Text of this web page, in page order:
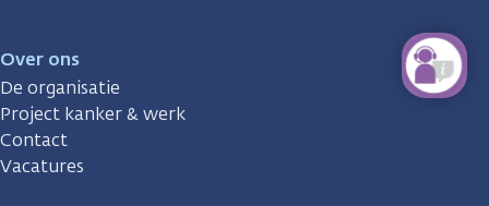
Over ons
De organisatie
Project kanker & werk
Contact
Vacatures